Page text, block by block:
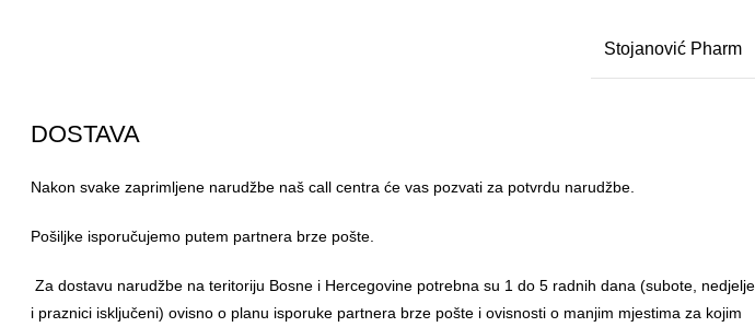
Stojanović Pharm
DOSTAVA
Nakon svake zaprimljene narudžbe naš call centra će vas pozvati za potvrdu narudžbe.
Pošiljke isporučujemo putem partnera brze pošte.
Za dostavu narudžbe na teritoriju Bosne i Hercegovine potrebna su 1 do 5 radnih dana (subote, nedjelje
i praznici isključeni) ovisno o planu isporuke partnera brze pošte i ovisnosti o manjim mjestima za kojim